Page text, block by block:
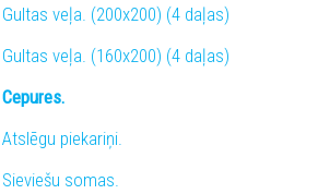
Gultas veļa. (200x200) (4 daļas)
Gultas veļa. (160x200) (4 daļas)
Cepures.
Atslēgu piekariņi.
Sieviešu somas.